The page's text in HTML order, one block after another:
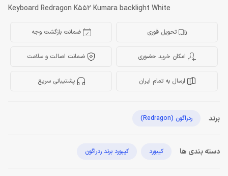
Keyboard Redragon K552 Kumara backlight White
تحویل فوری ضمانت بازگشت وجه
امکان خرید حضوری ضمانت اصالت و سلامت
ارسال به تمام ایران پشتیبانی سریع
برند ردراگون (Redragon)
دسته بندی ها کیبورد کیبورد برند ردراگون